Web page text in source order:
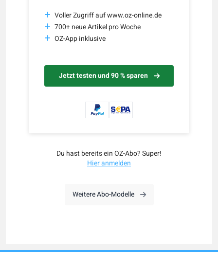
Voller Zugriff auf www.oz-online.de
700+ neue Artikel pro Woche
OZ-App inklusive
Jetzt testen und 90 % sparen
Du hast bereits ein OZ-Abo? Super!
Hier anmelden
Weitere Abo-Modelle